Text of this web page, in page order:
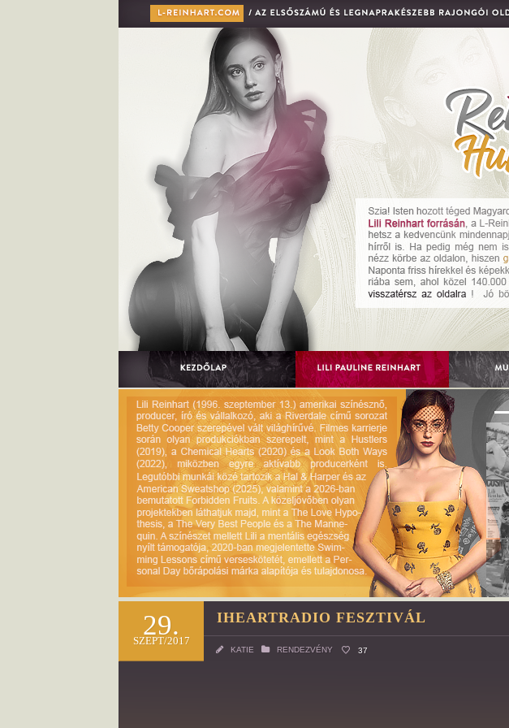
29.
SZEPT/2017
IHEARTRADIO FESZTIVÁL
KATIE RENDEZVÉNY 37